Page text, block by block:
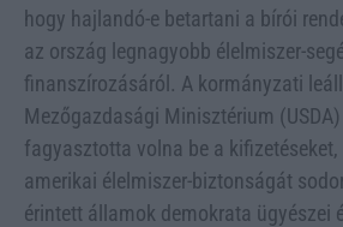
hogy hajlandó-e betartani a bírói
az ország legnagyobb élelmiszer-
finanszírozásáról. A kormányzati
Mezőgazdasági Minisztérium
fagyasztotta volna be a
amerikai élelmiszer-biztonságát
érintett államok demokrata ügyészei